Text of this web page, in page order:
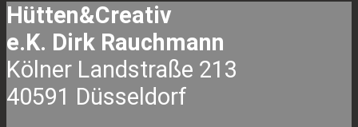
Dieses
Produkt
weist
mehrere
Hütten&Creativ
e.K. Dirk Rauchmann
Kölner Landstraße 213
40591 Düsseldorf